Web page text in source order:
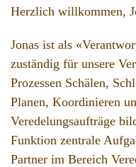
Herzlich willkommen,
Jonas ist als
zuständig für unsere
Prozessen Schälen,
Planen, Koordinieren
Veredelungsaufträge
Funktion zentrale
Partner im Bereich